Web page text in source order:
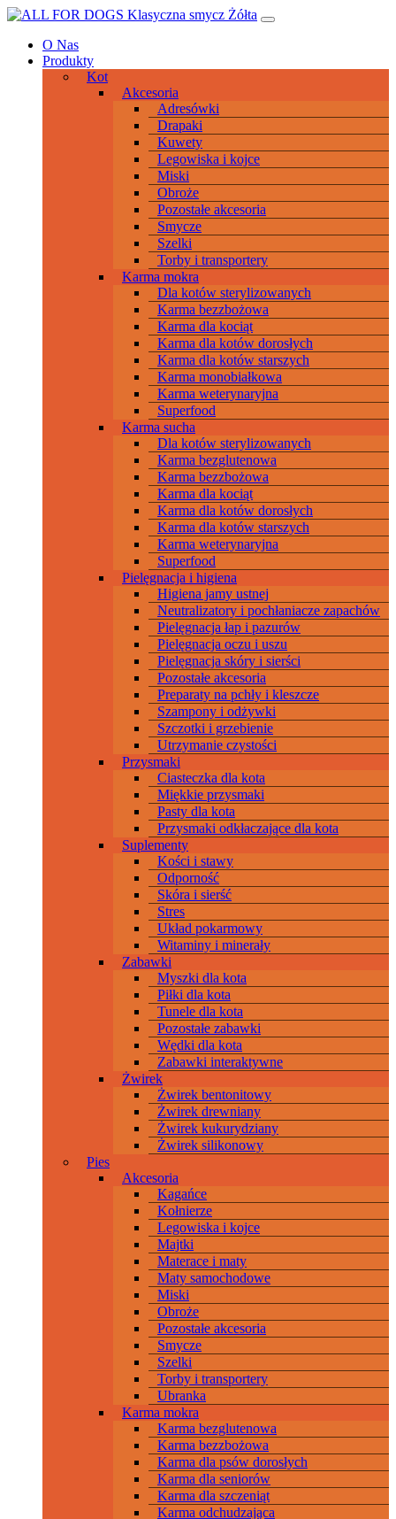
Przeskocz
treści
Main
Navigation
O Nas
Produkty
Kot
Akcesoria
Adresówki
Drapaki
Kuwety
Legowiska i kojce
Miski
Obroże
Pozostałe akcesoria
Smycze
Szelki
Torby i transportery
Karma mokra
Dla kotów sterylizowanych
Karma bezzbożowa
Karma dla kociąt
Karma dla kotów dorosłych
Karma dla kotów starszych
Karma monobiałkowa
Karma weterynaryjna
Superfood
Karma sucha
Dla kotów sterylizowanych
Karma bezglutenowa
Karma bezzbożowa
Karma dla kociąt
Karma dla kotów dorosłych
Karma dla kotów starszych
Karma weterynaryjna
Superfood
Pielęgnacja i higiena
Higiena jamy ustnej
Neutralizatory i pochłaniacze zapachów
Pielęgnacja łap i pazurów
Pielęgnacja oczu i uszu
Pielęgnacja skóry i sierści
Pozostałe akcesoria
Preparaty na pchły i kleszcze
Szampony i odżywki
Szczotki i grzebienie
Utrzymanie czystości
Przysmaki
Ciasteczka dla kota
Miękkie przysmaki
Pasty dla kota
Przysmaki odkłaczające dla kota
Suplementy
Kości i stawy
Odporność
Skóra i sierść
Stres
Układ pokarmowy
Witaminy i minerały
Zabawki
Myszki dla kota
Piłki dla kota
Tunele dla kota
Pozostałe zabawki
Wędki dla kota
Zabawki interaktywne
Żwirek
Żwirek bentonitowy
Żwirek drewniany
Żwirek kukurydziany
Żwirek silikonowy
Pies
Akcesoria
Kagańce
Kołnierze
Legowiska i kojce
Majtki
Materace i maty
Maty samochodowe
Miski
Obroże
Pozostałe akcesoria
Smycze
Szelki
Torby i transportery
Ubranka
Karma mokra
Karma bezglutenowa
Karma bezzbożowa
Karma dla psów dorosłych
Karma dla seniorów
Karma dla szczeniąt
Karma odchudzająca